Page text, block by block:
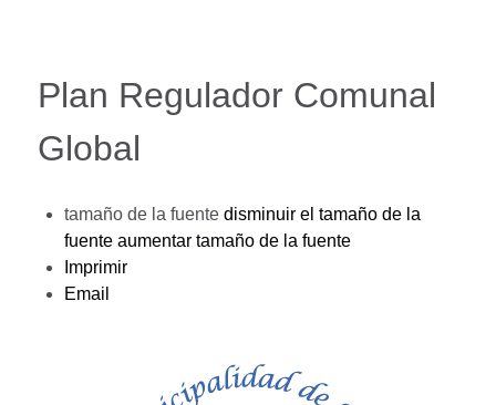
Plan Regulador Comunal
Global
tamaño de la fuente disminuir el tamaño de la
fuente aumentar tamaño de la fuente
Imprimir
Email